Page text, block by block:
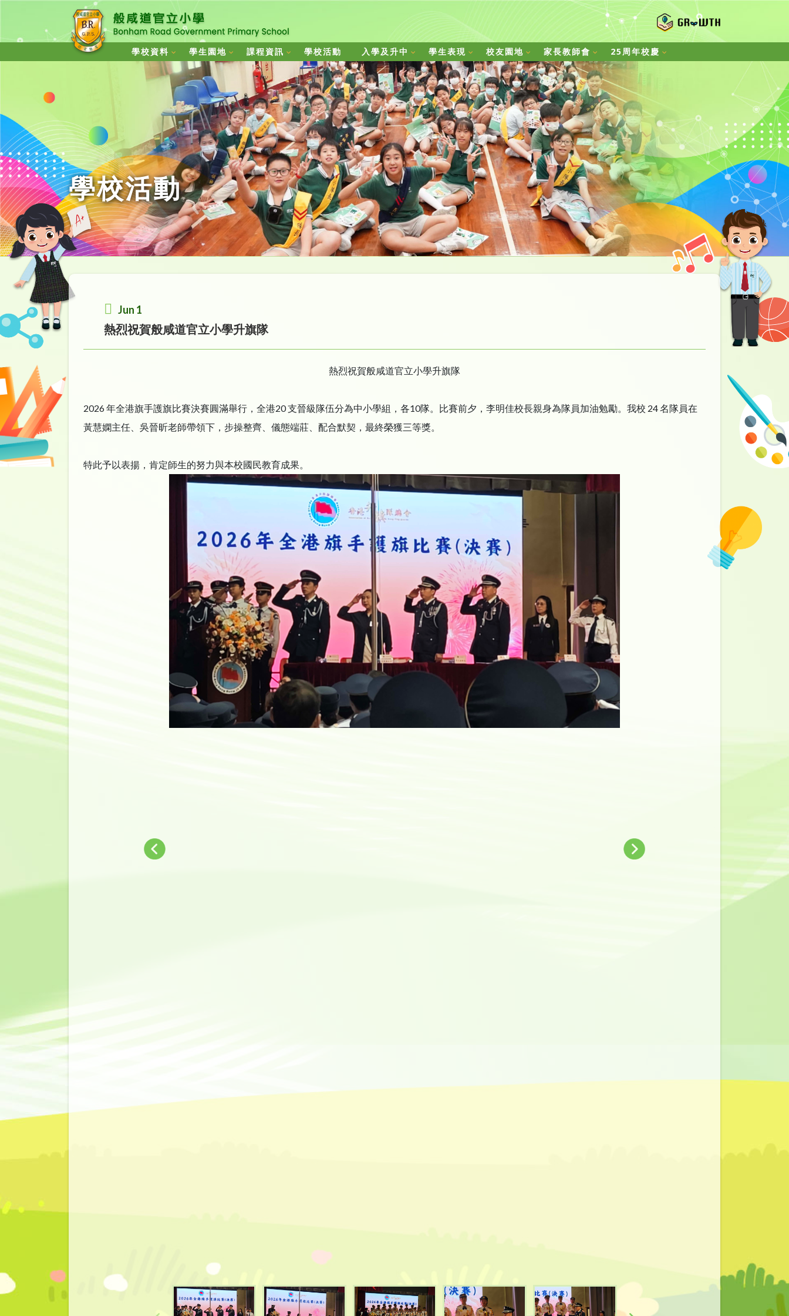
學校資料 學生園地 課程資訊 學校活動 入學及升中 學生表現 校友園地 家長教師會 25周年校慶
學校活動
Jun 1
熱烈祝賀般咸道官立小學升旗隊
熱烈祝賀般咸道官立小學升旗隊
2026 年全港旗手護旗比賽決賽圓滿舉行，全港20 支晉級隊伍分為中小學組，各10隊。比賽前夕，李明佳校長親身為隊員加油勉勵。我校 24 名隊員在
黃慧嫻主任、吳晉昕老師帶領下，步操整齊、儀態端莊、配合默契，最終榮獲三等獎。
特此予以表揚，肯定師生的努力與本校國民教育成果。